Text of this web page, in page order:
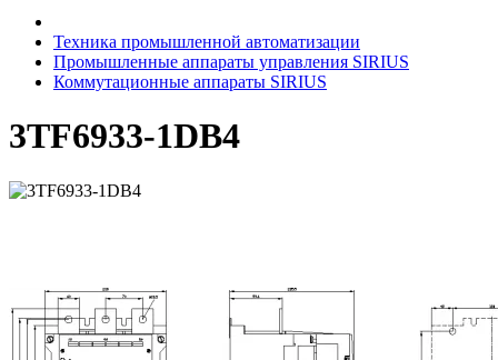
Техника промышленной автоматизации
Промышленные аппараты управления SIRIUS
Коммутационные аппараты SIRIUS
3TF6933-1DB4